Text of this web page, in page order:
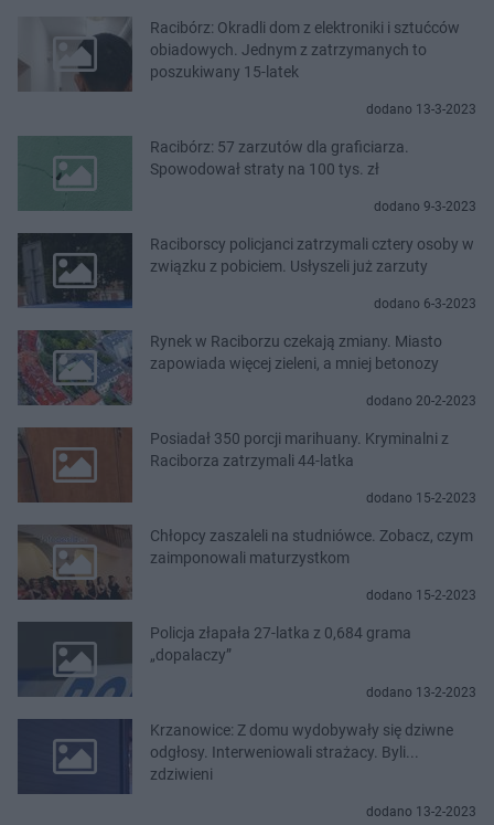
Racibórz: Okradli dom z elektroniki i sztućców
obiadowych. Jednym z zatrzymanych to
poszukiwany 15-latek
dodano 13-3-2023
Racibórz: 57 zarzutów dla graficiarza.
Spowodował straty na 100 tys. zł
dodano 9-3-2023
Raciborscy policjanci zatrzymali cztery osoby w
związku z pobiciem. Usłyszeli już zarzuty
dodano 6-3-2023
Rynek w Raciborzu czekają zmiany. Miasto
zapowiada więcej zieleni, a mniej betonozy
dodano 20-2-2023
Posiadał 350 porcji marihuany. Kryminalni z
Raciborza zatrzymali 44-latka
dodano 15-2-2023
Chłopcy zaszaleli na studniówce. Zobacz, czym
zaimponowali maturzystkom
dodano 15-2-2023
Policja złapała 27-latka z 0,684 grama
„dopalaczy”
dodano 13-2-2023
Krzanowice: Z domu wydobywały się dziwne
odgłosy. Interweniowali strażacy. Byli...
zdziwieni
dodano 13-2-2023